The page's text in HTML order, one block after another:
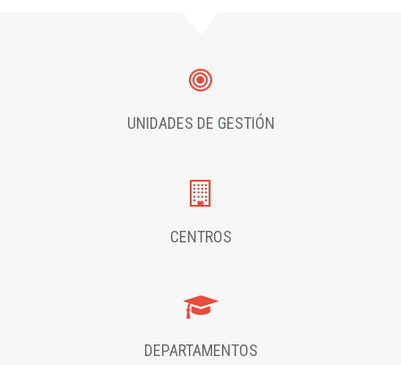
UNIDADES DE GESTIÓN
CENTROS
DEPARTAMENTOS